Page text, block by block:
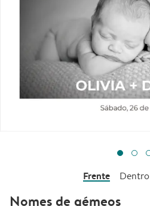
Frente Dentro
Nomes de gémeos